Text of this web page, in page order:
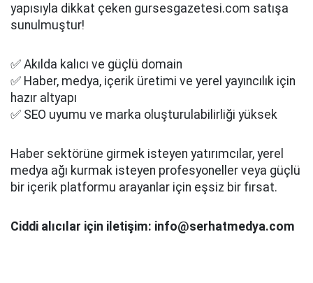
yapısıyla dikkat çeken gursesgazetesi.com satışa
sunulmuştur!
✅ Akılda kalıcı ve güçlü domain
✅ Haber, medya, içerik üretimi ve yerel yayıncılık için
hazır altyapı
✅ SEO uyumu ve marka oluşturulabilirliği yüksek
Haber sektörüne girmek isteyen yatırımcılar, yerel
medya ağı kurmak isteyen profesyoneller veya güçlü
bir içerik platformu arayanlar için eşsiz bir fırsat.
Ciddi alıcılar için iletişim: info@serhatmedya.com